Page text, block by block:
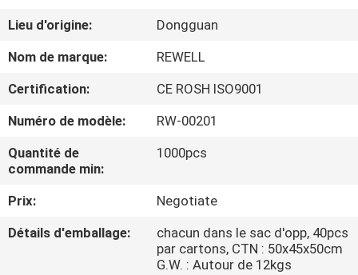
AU
SUJET
NOUS
D'USINE
Lieu d'origine:
Dongguan
Nom de marque:
REWELL
Certification:
CE ROSH ISO9001
Numéro de modèle:
RW-00201
Quantité de
commande min:
1000pcs
Prix:
Negotiate
Détails d'emballage:
chacun dans le sac d'opp, 40pcs
par cartons, CTN : 50x45x50cm
G.W. : Autour de 12kgs